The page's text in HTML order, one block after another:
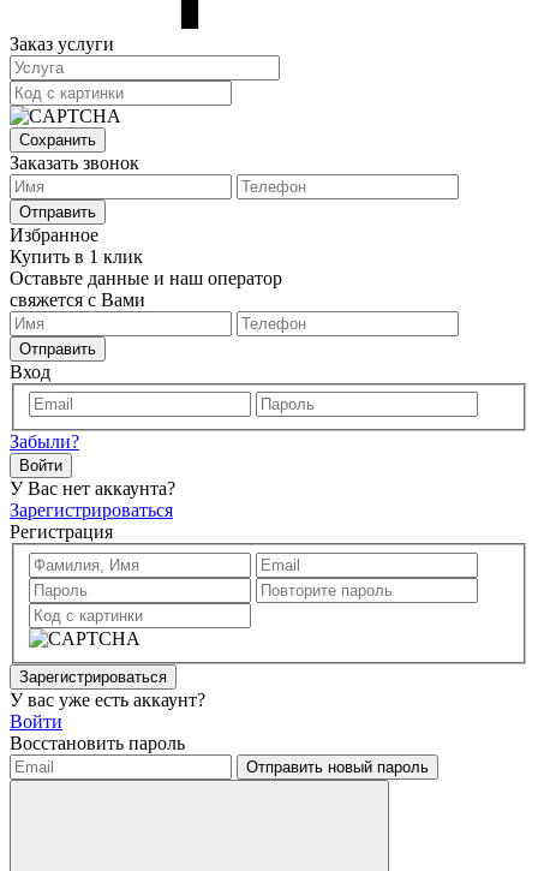
Заказ услуги
Сохранить
Заказать звонок
Отправить
Избранное
Купить в 1 клик
Оставьте данные и наш оператор
свяжется с Вами
Отправить
Вход
Забыли?
Войти
У Вас нет аккаунта?
Зарегистрироваться
Регистрация
Зарегистрироваться
У вас уже есть аккаунт?
Войти
Восстановить пароль
Отправить новый пароль